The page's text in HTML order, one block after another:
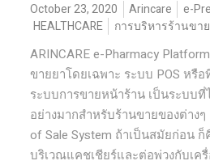
October 23, 2020 Arincare e-
HEALTHCARE
การบริหารร้านขา
ARINCARE e-Pharmacy
ขายยาโดยเฉพาะ ระบบ POS หรื
ระบบการขายหน้าร้าน เป็นระบบ
อย่างมากสำหรับร้านขายของต่างๆ
of Sale System ถ้าเป็นสมัยก่อน
บริเวณแคชเชียร์และต่อพ่วงกับเค